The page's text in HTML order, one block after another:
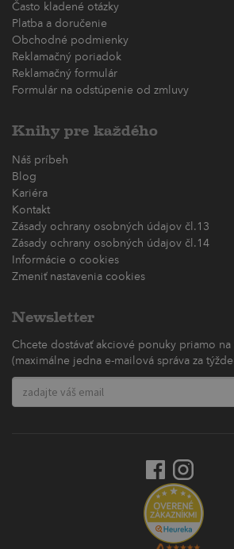
Často kladené otázky
Platba a doručenie
Obchodné podmienky
Reklamačný poriadok
Reklamačný formulár
Formulár na odstúpenie od zmluvy
Knihy pre každého
Náš príbeh
Blog
Kariéra
Kontakt
Zásady ochrany osobných údajov čl.13
Zásady ochrany osobných údajov čl.14
Informácie o cookies
Zmeniť nastavenia cookies
Newsletter
Chcete dostávať akciové ponuky priamo na
(maximálne jedna e-mailová správa za